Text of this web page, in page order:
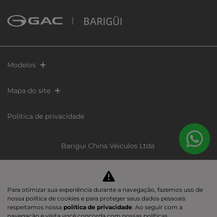
Modelos
Mapa do site
Política de privacidade
Barigui China Veiculos Ltda
Desacelere. Seu bem maior é a vida.
Para otimizar sua experiência durante a navegação, fazemos uso de
nossa política de cookies e para proteger seus dados pessoais
respeitamos nossa política de privacidade . Ao seguir com a